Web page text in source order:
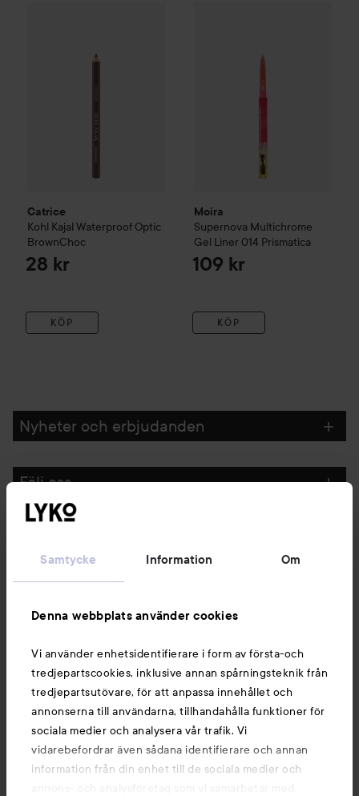
Samtycke Information Om
Denna webbplats använder cookies
Vi använder enhetsidentifierare i form av första-och
tredjepartscookies, inklusive annan spårningsteknik från
tredjepartsutövare, för att anpassa innehållet och
annonserna till användarna, tillhandahålla funktioner för
sociala medier och analysera vår trafik. Vi
vidarebefordrar även sådana identifierare och annan
information från din enhet till de sociala medier och
annons- och analysföretag som vi samarbetar med.
Catrice
Kohl Kajal Waterproof Optic
BrownChoc
28 kr
KÖP
Moira
Supernova Multichrome
Gel Liner 014 Prismatica
109 kr
KÖP
Nyheter och erbjudanden
Följ oss
Du kanske också gillar